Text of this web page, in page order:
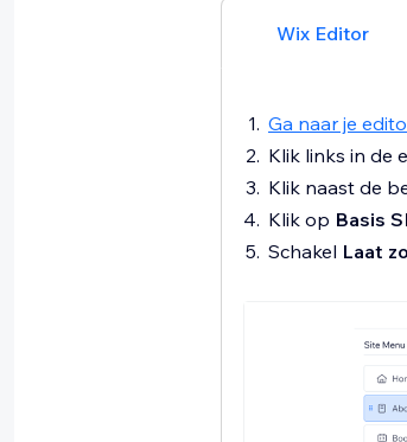
Wix Editor
Ga naar je
Klik links in de
Klik naast de
Klik op Basis
Schakel Laat